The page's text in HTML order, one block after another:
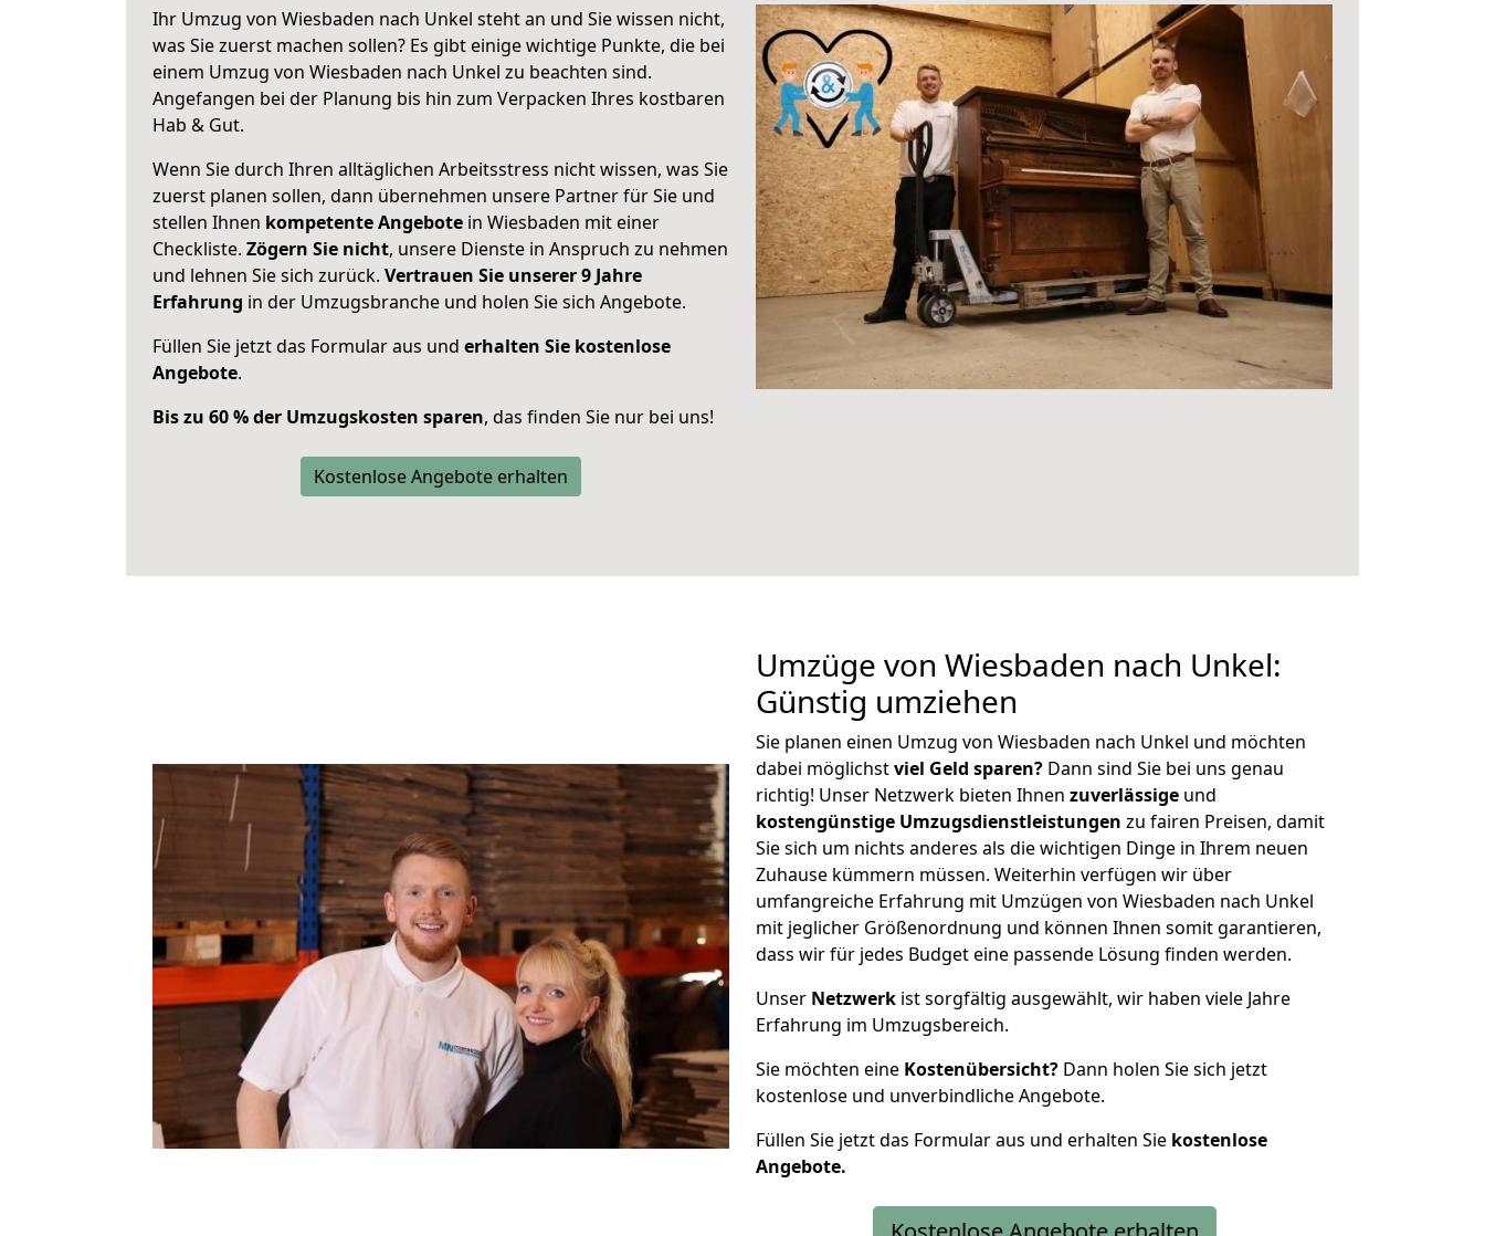
Ihr Umzug von Wiesbaden nach Unkel steht an und Sie wissen nicht,
was Sie zuerst machen sollen? Es gibt einige wichtige Punkte, die bei
einem Umzug von Wiesbaden nach Unkel zu beachten sind.
Angefangen bei der Planung bis hin zum Verpacken Ihres kostbaren
Hab & Gut.
Wenn Sie durch Ihren alltäglichen Arbeitsstress nicht wissen, was Sie
zuerst planen sollen, dann übernehmen unsere Partner für Sie und
stellen Ihnen kompetente Angebote in Wiesbaden mit einer
Checkliste. Zögern Sie nicht, unsere Dienste in Anspruch zu nehmen
und lehnen Sie sich zurück. Vertrauen Sie unserer 9 Jahre
Erfahrung in der Umzugsbranche und holen Sie sich Angebote.
Füllen Sie jetzt das Formular aus und erhalten Sie kostenlose
Angebote.
Bis zu 60 % der Umzugskosten sparen, das finden Sie nur bei uns!
Kostenlose Angebote erhalten
Umzüge von Wiesbaden nach Unkel:
Günstig umziehen
Sie planen einen Umzug von Wiesbaden nach Unkel und möchten
dabei möglichstviel Geld sparen? Dann sind Sie bei uns genau
richtig! Unser Netzwerk bieten Ihnen zuverlässige und
kostengünstige Umzugsdienstleistungen zu fairen Preisen, damit
Sie sich um nichts anderes als die wichtigen Dinge in Ihrem neuen
Zuhause kümmern müssen. Weiterhin verfügen wir über
umfangreiche Erfahrung mit Umzügen von Wiesbaden nach Unkel
mit jeglicher Größenordnung und können Ihnen somit garantieren,
dass wir für jedes Budget eine passende Lösung finden werden.
Unser Netzwerk ist sorgfältig ausgewählt, wir haben viele Jahre
Erfahrung im Umzugsbereich.
Sie möchten eine Kostenübersicht? Dann holen Sie sich jetzt
kostenlose und unverbindliche Angebote.
Füllen Sie jetzt das Formular aus und erhalten Sie kostenlose
Angebote.